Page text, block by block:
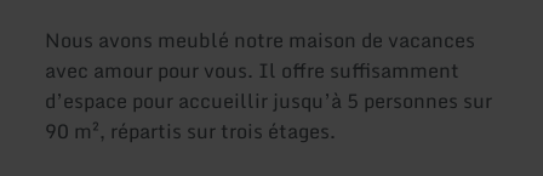
Nous avons meublé notre maison de vacances
avec amour pour vous. Il offre suffisamment
d’espace pour accueillir jusqu’à 5 personnes sur
90 m², répartis sur trois étages.